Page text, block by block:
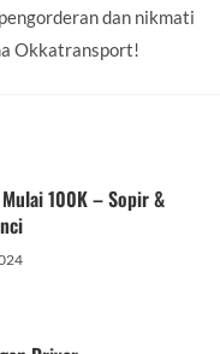
dan nikmati
Okkatransport!
100K – Sopir &